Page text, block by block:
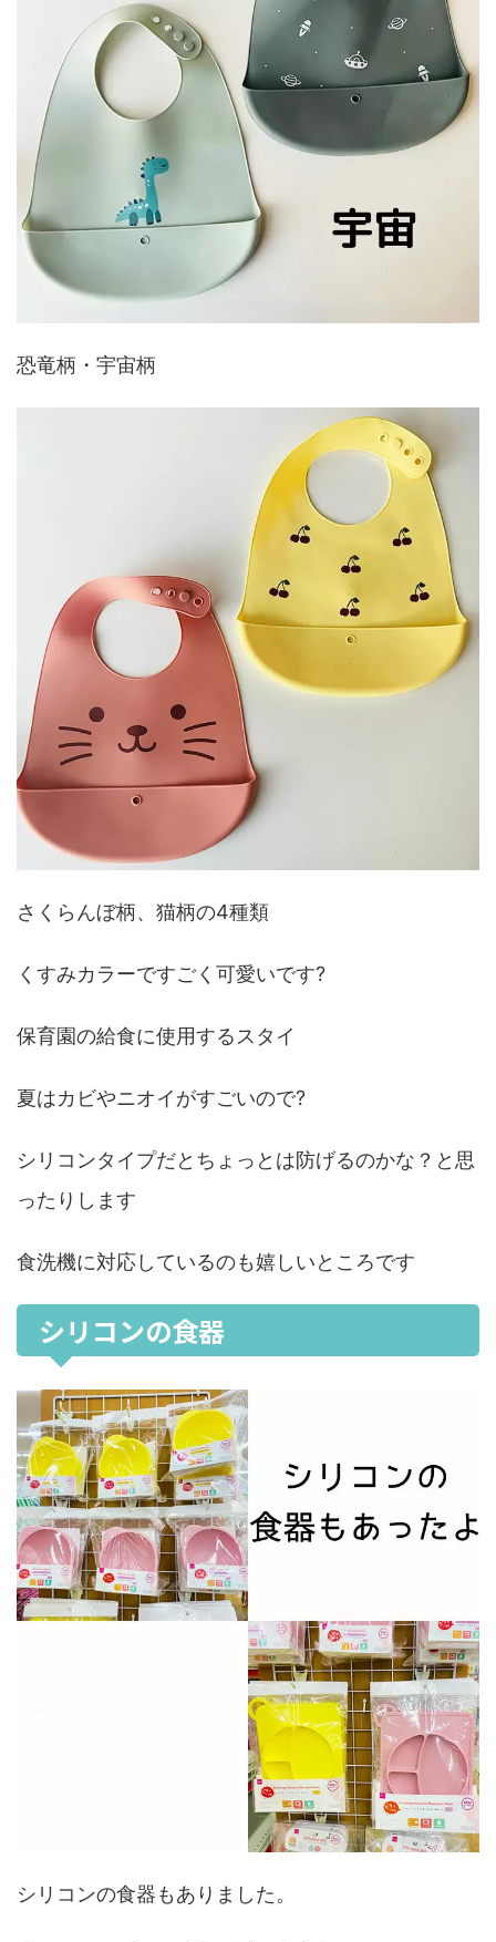
恐竜柄・宇宙柄
さくらんぼ柄、猫柄の4種類
くすみカラーですごく可愛いです?
保育園の給食に使用するスタイ
夏はカビやニオイがすごいので?
シリコンタイプだとちょっとは防げるのかな？と思
ったりします
食洗機に対応しているのも嬉しいところです
シリコンの食器
シリコンの食器もありました。